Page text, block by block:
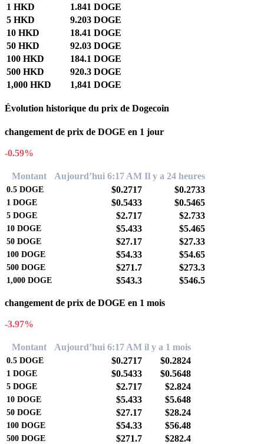
1 HKD
1.841 DOGE
5 HKD
9.203 DOGE
10 HKD
18.41 DOGE
50 HKD
92.03 DOGE
100 HKD
184.1 DOGE
500 HKD
920.3 DOGE
1,000 HKD
1,841 DOGE
Évolution historique du prix de Dogecoin
changement de prix de DOGE en 1 jour
-0.59%
Montant Aujourd’hui 6:17 AM Il y a 24 heures
0.5 DOGE $0.2717 $0.2733
1 DOGE $0.5433 $0.5465
5 DOGE $2.717 $2.733
10 DOGE $5.433 $5.465
50 DOGE $27.17 $27.33
100 DOGE $54.33 $54.65
500 DOGE $271.7 $273.3
1,000 DOGE $543.3 $546.5
changement de prix de DOGE en 1 mois
-3.97%
Montant Aujourd’hui 6:17 AM il y a 1 mois
0.5 DOGE $0.2717 $0.2824
1 DOGE $0.5433 $0.5648
5 DOGE $2.717 $2.824
10 DOGE $5.433 $5.648
50 DOGE $27.17 $28.24
100 DOGE $54.33 $56.48
500 DOGE $271.7 $282.4